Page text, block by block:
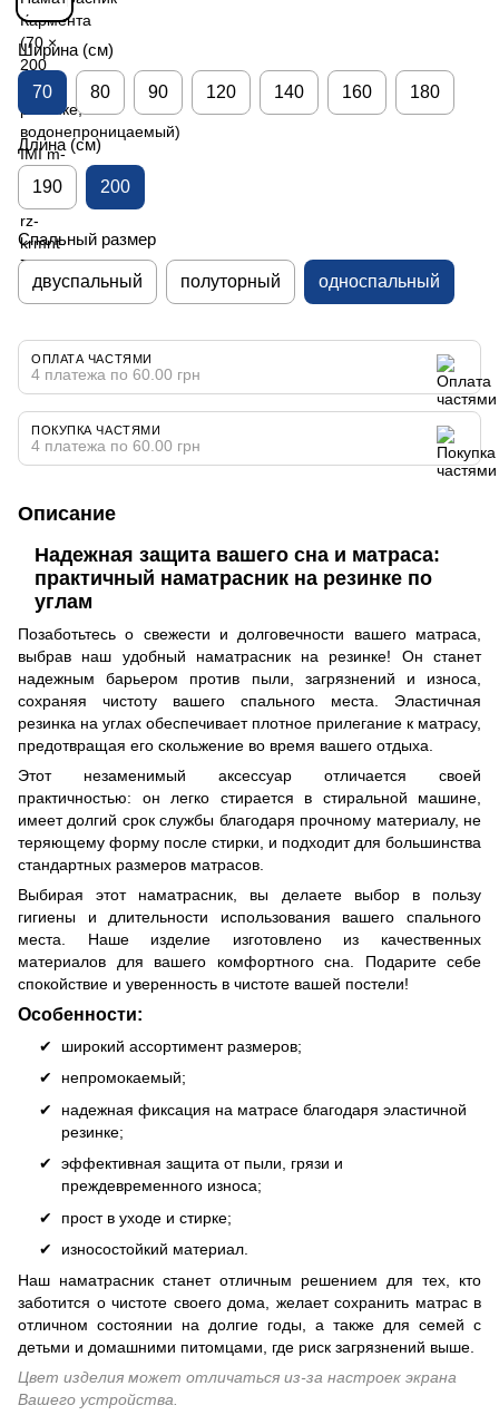
Ширина (см)
70 80 90 120 140 160 180
Длина (см)
190 200
Спальный размер
двуспальный полуторный односпальный
ОПЛАТА ЧАСТЯМИ
4 платежа по 60.00 грн
ПОКУПКА ЧАСТЯМИ
4 платежа по 60.00 грн
Описание
Надежная защита вашего сна и матраса:
практичный наматрасник на резинке по
углам
Позаботьтесь о свежести и долговечности вашего матраса,
выбрав наш удобный наматрасник на резинке! Он станет
надежным барьером против пыли, загрязнений и износа,
сохраняя чистоту вашего спального места. Эластичная
резинка на углах обеспечивает плотное прилегание к матрасу,
предотвращая его скольжение во время вашего отдыха.
Этот незаменимый аксессуар отличается своей
практичностью: он легко стирается в стиральной машине,
имеет долгий срок службы благодаря прочному материалу, не
теряющему форму после стирки, и подходит для большинства
стандартных размеров матрасов.
Выбирая этот наматрасник, вы делаете выбор в пользу
гигиены и длительности использования вашего спального
места. Наше изделие изготовлено из качественных
материалов для вашего комфортного сна. Подарите себе
спокойствие и уверенность в чистоте вашей постели!
Особенности:
широкий ассортимент размеров;
непромокаемый;
надежная фиксация на матрасе благодаря эластичной
резинке;
эффективная защита от пыли, грязи и
преждевременного износа;
прост в уходе и стирке;
износостойкий материал.
Наш наматрасник станет отличным решением для тех, кто
заботится о чистоте своего дома, желает сохранить матрас в
отличном состоянии на долгие годы, а также для семей с
детьми и домашними питомцами, где риск загрязнений выше.
Цвет изделия может отличаться из-за настроек экрана
Вашего устройства.